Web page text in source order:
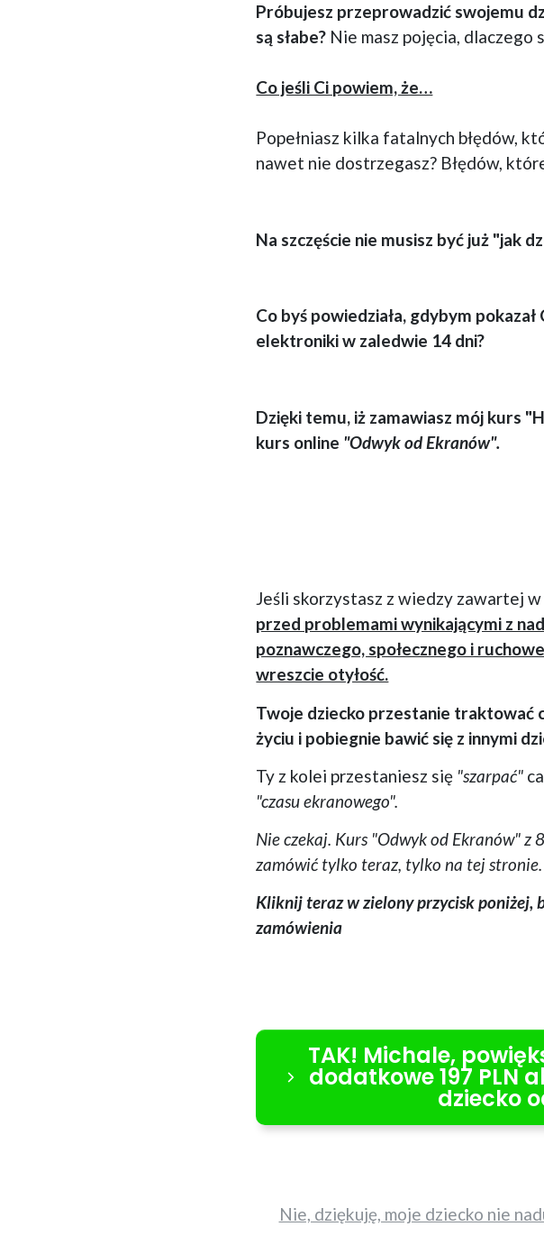
Próbujesz przeprowadzić swojemu
są słabe? Nie masz pojęcia, dlaczego
Co jeśli Ci powiem, że…
Popełniasz kilka fatalnych błędów,
nawet nie dostrzegasz? Błędów,
Na szczęście nie musisz być już "jak
Co byś powiedziała, gdybym
elektroniki w zaledwie 14 dni?
Dzięki temu, iż zamawiasz mój kurs
kurs online "Odwyk od Ekranów".
Jeśli skorzystasz z wiedzy zawartej
przed problemami wynikającymi z
poznawczego, społecznego i
wreszcie otyłość.
Twoje dziecko przestanie traktować
życiu i pobiegnie bawić się z innymi
Ty z kolei przestaniesz się "szarpać"
"czasu ekranowego".
Nie czekaj. Kurs "Odwyk od Ekranów" z
zamówić tylko teraz, tylko na tej stronie.
Kliknij teraz w zielony przycisk poniżej,
zamówienia
TAK! Michale,
dodatkowe 197 PLN
dziecko
Nie, dziękuję, moje dziecko nie